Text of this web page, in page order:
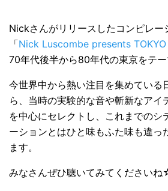
Nickさんがリリースしたコンピレー
「Nick Luscombe presents TOKYO
70年代後半から80年代の東京をテー
今世界中から熱い注目を集めている
ら、当時の実験的な音や斬新なアイ
を中心にセレクトし、これまでのシ
ーションとはひと味もふた味も違っ
ます。
みなさんぜひ聴いてみてください